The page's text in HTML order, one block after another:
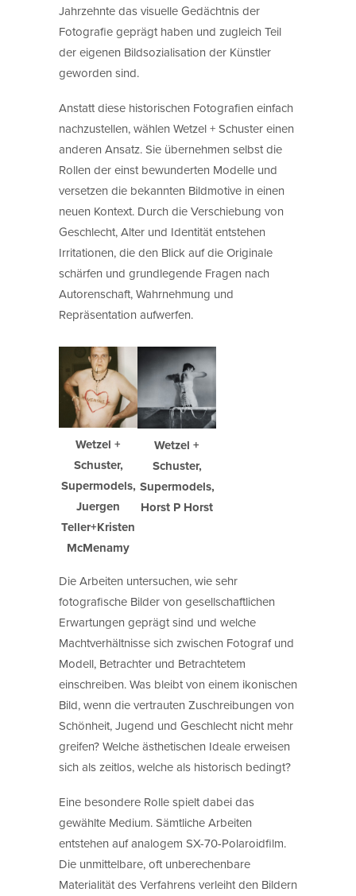
Jahrzehnte das visuelle Gedächtnis der
Fotografie geprägt haben und zugleich Teil
der eigenen Bildsozialisation der Künstler
geworden sind.
Anstatt diese historischen Fotografien einfach
nachzustellen, wählen Wetzel + Schuster einen
anderen Ansatz. Sie übernehmen selbst die
Rollen der einst bewunderten Modelle und
versetzen die bekannten Bildmotive in einen
neuen Kontext. Durch die Verschiebung von
Geschlecht, Alter und Identität entstehen
Irritationen, die den Blick auf die Originale
schärfen und grundlegende Fragen nach
Autorenschaft, Wahrnehmung und
Repräsentation aufwerfen.
Wetzel +
Schuster,
Supermodels,
Juergen
Teller+Kristen
McMenamy
Wetzel +
Schuster,
Supermodels,
Horst P Horst
Die Arbeiten untersuchen, wie sehr
fotografische Bilder von gesellschaftlichen
Erwartungen geprägt sind und welche
Machtverhältnisse sich zwischen Fotograf und
Modell, Betrachter und Betrachtetem
einschreiben. Was bleibt von einem ikonischen
Bild, wenn die vertrauten Zuschreibungen von
Schönheit, Jugend und Geschlecht nicht mehr
greifen? Welche ästhetischen Ideale erweisen
sich als zeitlos, welche als historisch bedingt?
Eine besondere Rolle spielt dabei das
gewählte Medium. Sämtliche Arbeiten
entstehen auf analogem SX-70-Polaroidfilm.
Die unmittelbare, oft unberechenbare
Materialität des Verfahrens verleiht den Bildern